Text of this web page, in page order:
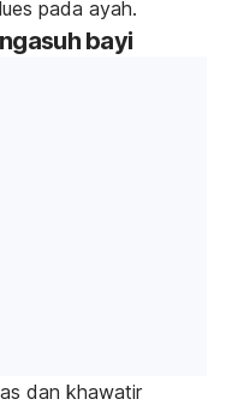
pada ayah.
bayi
dan khawatir